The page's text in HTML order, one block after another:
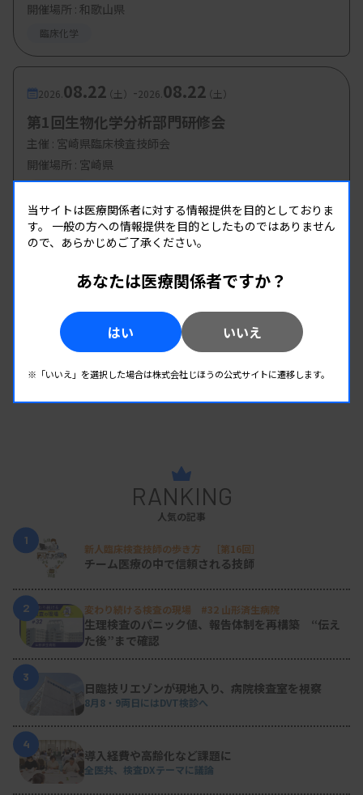
開催場所 : 和歌山県
臨床化学
2026. 08.22（土） -2026. 08.22（土）
第1回生物化学分析部門研修会
主催 : 宮崎県臨床検査技師会
開催場所 : 宮崎県
RANKING
人気の記事
1
新人臨床検査技師の歩き方 ［第16回］
チーム医療の中で信頼される技師
2 変わり続ける検査の現場 #32 山形済生病院
生理検査のパニック値、報告体制を再構築 “伝え
た後”まで確認
3
日臨技リエゾンが現地入り、病院検査室を視察
8月8・9両日にはDVT検診へ
4
導入経費や高齢化など課題に
全医共、検査DXテーマに議論
当サイトは医療関係者に対する情報提供を目的としておりま
す。 一般の方への情報提供を目的としたものではありません
ので、あらかじめご了承ください。
あなたは医療関係者ですか？
はい いいえ
※「いいえ」を選択した場合は株式会社じほうの公式サイトに遷移します。